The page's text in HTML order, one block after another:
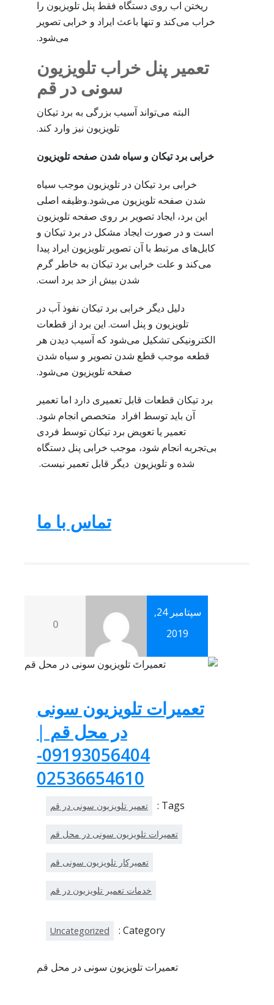
ریختن اب روی دستگاه فقط پنل تلویزیون را
خراب می‌کند و تنها باعث ایراد و خرابی تصویر
می‌شود.
تعمیر پنل خراب تلویزیون
سونی در قم
البته می‌تواند آسیب بزرگی به برد تیکان
تلویزیون نیز وارد کند.
خرابی برد تیکان و سیاه شدن صفحه تلویزیون
خرابی برد تیکان در تلویزیون موجب سیاه
شدن صفحه تلویزیون می‌شود.وظیفه اصلی
این برد، ایجاد تصویر بر روی صفحه تلویزیون
است و در صورت ایجاد مشکل در برد تیکان و
کابل‌های مرتبط با آن تصویر تلویزیون ایراد پیدا
می‌کند و علت خرابی برد تیکان به خاطر گرم
شدن بیش از حد برد است.
دلیل دیگر خرابی برد تیکان نفوذ آب در
تلویزیون و پنل است. این برد از قطعات
الکترونیکی تشکیل می‌شود که آسیب دیدن هر
قطعه موجب قطع شدن تصویر و سیاه شدن
صفحه تلویزیون می‌شود.
برد تیکان قطعات قابل تعمیری دارد اما تعمیر
آن باید توسط افراد متخصص انجام شود.
تعمیر یا تعویض برد تیکان توسط فردی
بی‌تجربه انجام شود، موجب خرابی پنل دستگاه
شده و تلویزیون دیگر قابل تعمیر نیست.
تماس با ما
سپتامبر 24,
2019
0
تعمیرات تلویزیون سونی
در محل قم |
09193056404-
02536654610
Tags : تعمیر تلویزیون سونی در قم
تعمیرات تلویزیون سونی در محل قم
تعمیرکار تلویزیون سونی قم
خدمات تعمیر تلویزیون در قم
Category :
Uncategorized
تعمیرات تلویزیون سونی در محل قم